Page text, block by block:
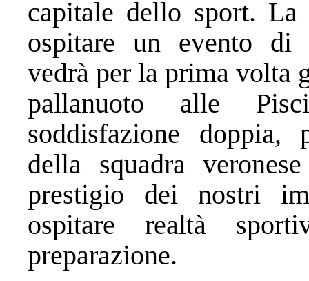
capitale dello sport.
ospitare un evento di
vedrà per la prima volta
pallanuoto alle
soddisfazione doppia,
della squadra
prestigio dei nostri
ospitare realtà
preparazione.